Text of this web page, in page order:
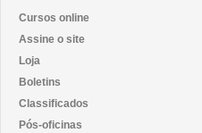
Cursos online
Assine o site
Loja
Boletins
Classificados
Pós-oficinas